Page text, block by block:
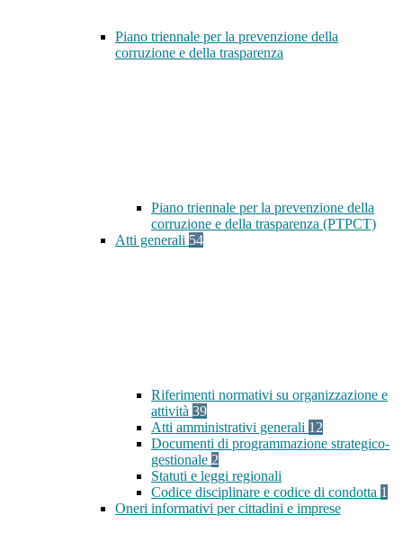
Piano triennale per la prevenzione della
corruzione e della trasparenza
Piano triennale per la prevenzione della
corruzione e della trasparenza (PTPCT)
Atti generali 54
Riferimenti normativi su organizzazione e
attività 39
Atti amministrativi generali 12
Documenti di programmazione strategico-
gestionale 2
Statuti e leggi regionali
Codice disciplinare e codice di condotta 1
Oneri informativi per cittadini e imprese